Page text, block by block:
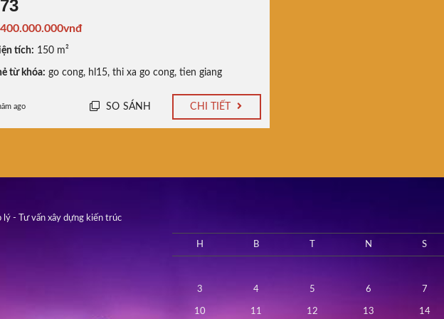
tích: 150 m²
từ khóa: go cong, hl15, thi xa go cong, tien giang
ago SO SÁNH CHI TIẾT
lý - Tư vấn xây dựng kiến trúc
H B N S
3 4 5 6 7
10 11 12 13 14